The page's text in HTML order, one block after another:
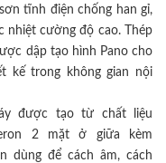
tĩnh điện chống han gỉ,
nhiệt cường độ cao. Thép
dập tạo hình Pano cho
kế trong không gian nội
được tạo từ chất liệu
2 mặt ở giữa kèm
dùng để cách âm, cách